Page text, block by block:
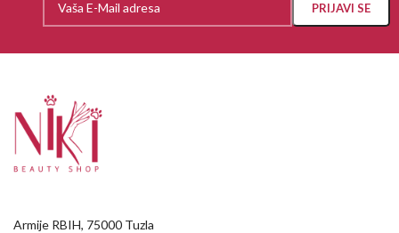
Armije RBIH, 75000 Tuzla